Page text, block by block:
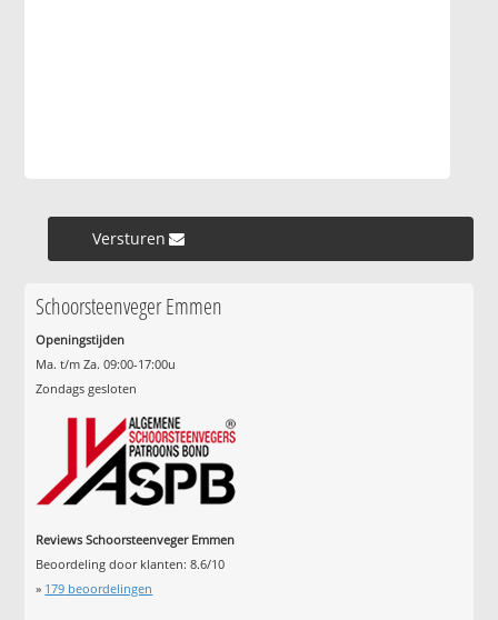
Versturen »
Schoorsteenveger Emmen
Openingstijden
Ma. t/m Za. 09:00-17:00u
Zondags gesloten
Reviews Schoorsteenveger Emmen
Beoordeling door klanten:8.6/10
» 179 beoordelingen